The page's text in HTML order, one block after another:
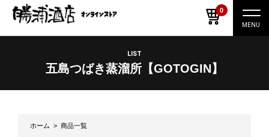
ナ
ビ
切
0
LIST
五島つばき蒸溜所【GOTOGIN】
ホーム > 商品一覧